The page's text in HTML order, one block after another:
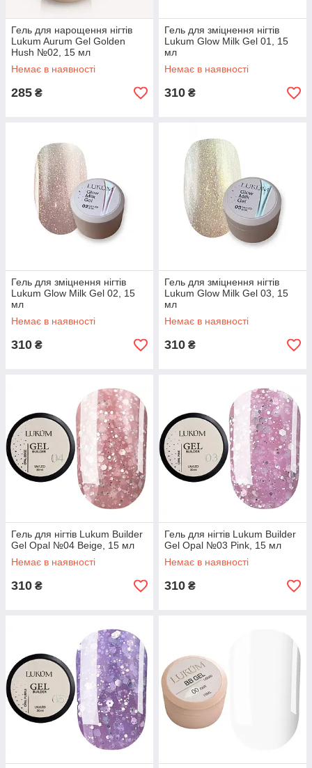
Гель для нарощення нігтів
Lukum Aurum Gel Golden
Hush №02, 15 мл
Немає в наявності
285 ₴
Гель для зміцнення нігтів
Lukum Glow Milk Gel 01, 15
мл
Немає в наявності
310 ₴
Гель для зміцнення нігтів
Lukum Glow Milk Gel 02, 15
мл
Немає в наявності
310 ₴
Гель для зміцнення нігтів
Lukum Glow Milk Gel 03, 15
мл
Немає в наявності
310 ₴
Гель для нігтів Lukum Builder
Gel Opal №04 Beige, 15 мл
Немає в наявності
310 ₴
Гель для нігтів Lukum Builder
Gel Opal №03 Pink, 15 мл
Немає в наявності
310 ₴